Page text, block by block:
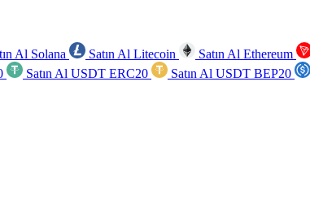
Al Solana Satın Al Litecoin Satın Al Ethereum
Satın Al USDT ERC20 Satın Al USDT BEP20